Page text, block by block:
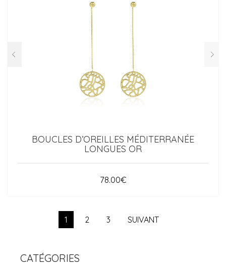
BOUCLES D’OREILLES MÉDITERRANÉE
LONGUES OR
78.00€
1 2 3 SUIVANT
CATÉGORIES